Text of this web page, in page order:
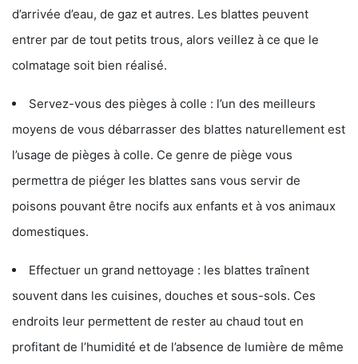
d’arrivée d’eau, de gaz et autres. Les blattes peuvent
entrer par de tout petits trous, alors veillez à ce que le
colmatage soit bien réalisé.
Servez-vous des pièges à colle : l’un des meilleurs
moyens de vous débarrasser des blattes naturellement est
l’usage de pièges à colle. Ce genre de piège vous
permettra de piéger les blattes sans vous servir de
poisons pouvant être nocifs aux enfants et à vos animaux
domestiques.
Effectuer un grand nettoyage : les blattes traînent
souvent dans les cuisines, douches et sous-sols. Ces
endroits leur permettent de rester au chaud tout en
profitant de l’humidité et de l’absence de lumière de même